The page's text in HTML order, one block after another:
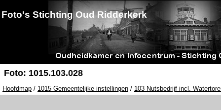
Foto's Stichting Oud Ridderkerk
Foto: 1015.103.028
Hoofdmap / 1015 Gemeentelijke instellingen / 103 Nutsbedrijf incl.